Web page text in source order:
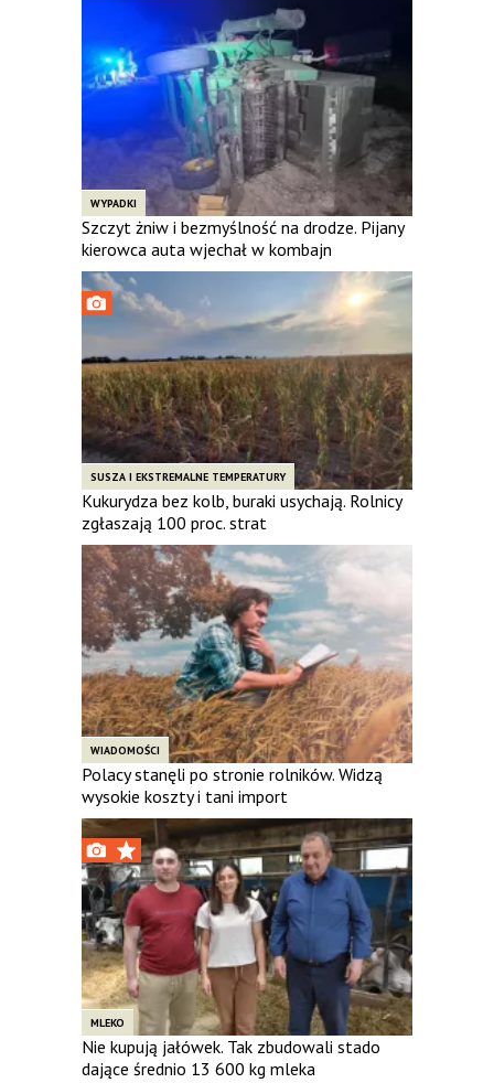
WYPADKI
Szczyt żniw i bezmyślność na drodze. Pijany
kierowca auta wjechał w kombajn
SUSZA I EKSTREMALNE TEMPERATURY
Kukurydza bez kolb, buraki usychają. Rolnicy
zgłaszają 100 proc. strat
WIADOMOŚCI
Polacy stanęli po stronie rolników. Widzą
wysokie koszty i tani import
MLEKO
Nie kupują jałówek. Tak zbudowali stado
dające średnio 13 600 kg mleka